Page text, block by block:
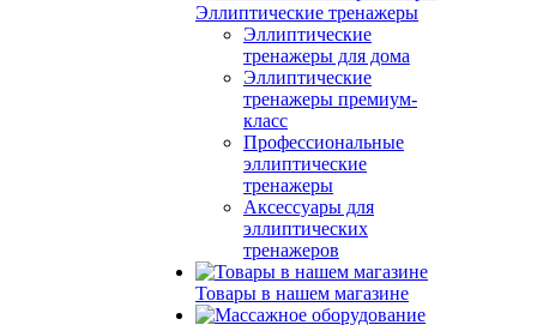
Эллиптические тренажеры
Эллиптические
тренажеры для дома
Эллиптические
тренажеры премиум-
класс
Профессиональные
эллиптические
тренажеры
Аксессуары для
эллиптических
тренажеров
Товары в нашем магазине